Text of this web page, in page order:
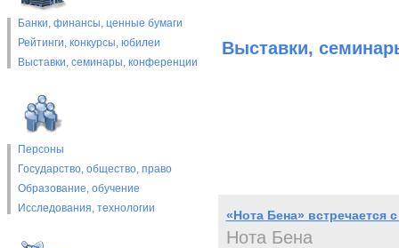
Банки, финансы, ценные бумаги
Рейтинги, конкурсы, юбилеи
Выставки, cеминары, конференции
Персоны
Государство, общество, право
Образование, обучение
Исследования, технологии
Выставки,
«Нота Бена» встречается
Нота Бена